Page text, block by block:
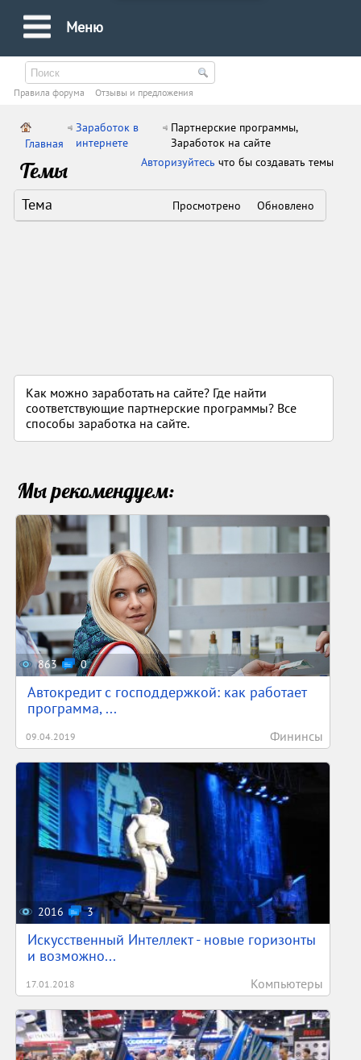
Меню
Правила форума Oтзывы и предложения
Главная
Заработок в
интернете
Партнерские программы,
Заработок на сайте
Авторизуйтесь что бы создавать темы
Темы
Тема Просмотрено Обновлено
Как можно заработать на сайте? Где найти
соответствующие партнерские программы? Все
способы заработка на сайте.
Мы рекомендуем:
863 0
Автокредит с господдержкой: как работает
программа, ...
09.04.2019 Фининсы
2016 3
Искусственный Интеллект - новые горизонты
и возможно...
17.01.2018 Компьютеры